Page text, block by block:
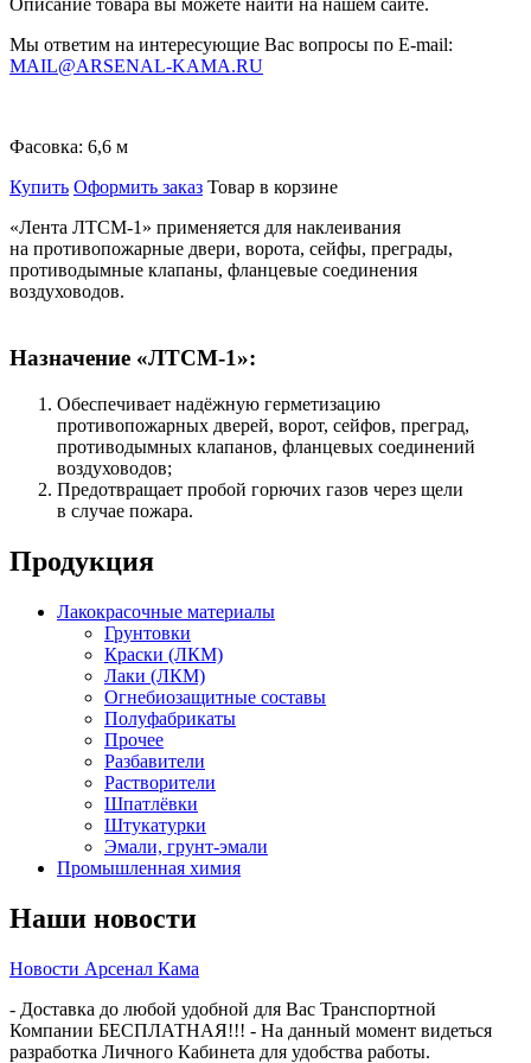
Мы ответим на интересующие Вас вопросы по E-mail:
MAIL@ARSENAL-KAMA.RU
Фасовка: 6,6 м
Купить Оформить заказ Товар в корзине
«Лента ЛТСМ-1» применяется для наклеивания
на противопожарные двери, ворота, сейфы, преграды,
противодымные клапаны, фланцевые соединения
воздуховодов.
Назначение «ЛТСМ-1»:
Обеспечивает надёжную герметизацию
противопожарных дверей, ворот, сейфов, преград,
противодымных клапанов, фланцевых соединений
воздуховодов;
Предотвращает пробой горючих газов через щели
в случае пожара.
Продукция
Лакокрасочные материалы
Грунтовки
Краски (ЛКМ)
Лаки (ЛКМ)
Огнебиозащитные составы
Полуфабрикаты
Прочее
Разбавители
Растворители
Шпатлёвки
Штукатурки
Эмали, грунт-эмали
Промышленная химия
Наши новости
Новости Арсенал Кама
- Доставка до любой удобной для Вас Транспортной
Компании БЕСПЛАТНАЯ!!! - На данный момент видеться
разработка Личного Кабинета для удобства работы.